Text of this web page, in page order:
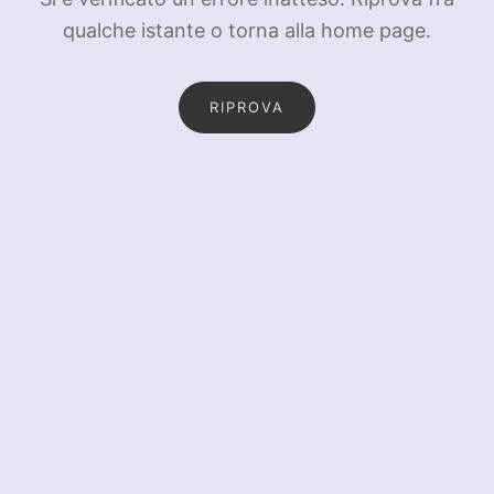
qualche istante o torna alla home page.
RIPROVA